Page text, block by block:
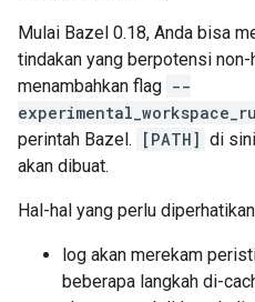
Mulai Bazel 0.18, Anda bisa
tindakan yang berpotensi
menambahkan flag --
perintah Bazel.
[PATH] di
akan dibuat.
Hal-hal yang perlu
log akan merekam
beberapa langkah di-